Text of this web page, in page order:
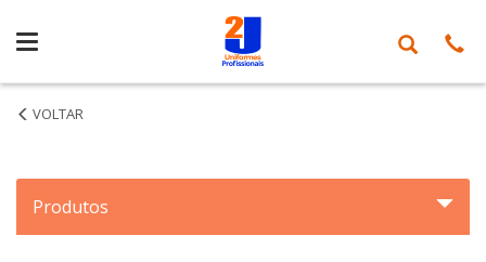
Segmentos
Produtos